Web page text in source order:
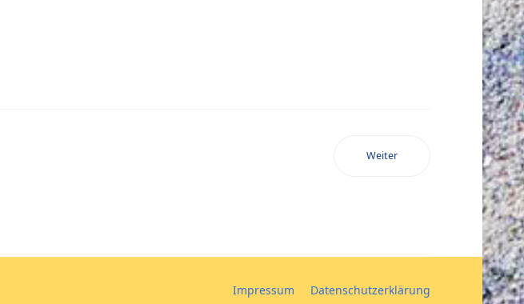
Weiter
Impressum Datenschutzerklärung